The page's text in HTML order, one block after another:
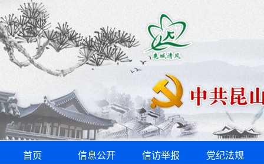
首页 信息公开 信访举报 党纪法规